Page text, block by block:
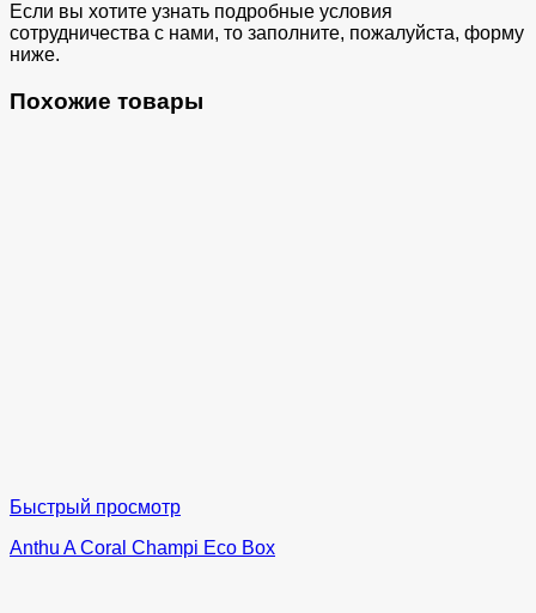
Если вы хотите узнать подробные условия
сотрудничества с нами, то заполните, пожалуйста, форму
ниже.
Похожие товары
Быстрый просмотр
Anthu A Coral Champi Eco Box